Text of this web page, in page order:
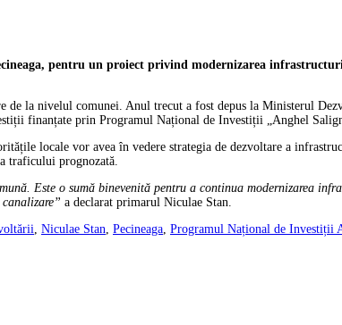
pentru un proiect privind modernizarea
la nivelul comunei. Anul trecut a fost depus la Ministerul
finanțate prin Programul Național de Investiții „Anghel
locale vor avea în vedere strategia de dezvoltare a
traficului prognozată.
Este o sumă binevenită pentru a continua modernizarea
a declarat primarul Niculae Stan.
Niculae Stan Pecineaga Programul Național de Investiții